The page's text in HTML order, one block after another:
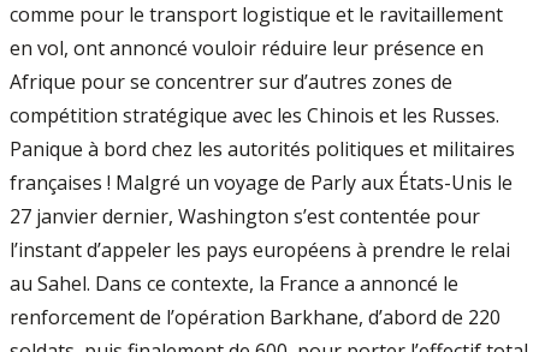
comme pour le transport logistique et le ravitaillement
en vol, ont annoncé vouloir réduire leur présence en
Afrique pour se concentrer sur d’autres zones de
compétition stratégique avec les Chinois et les Russes.
Panique à bord chez les autorités politiques et militaires
françaises ! Malgré un voyage de Parly aux États-Unis le
27 janvier dernier, Washington s’est contentée pour
l’instant d’appeler les pays européens à prendre le relai
au Sahel. Dans ce contexte, la France a annoncé le
renforcement de l’opération Barkhane, d’abord de 220